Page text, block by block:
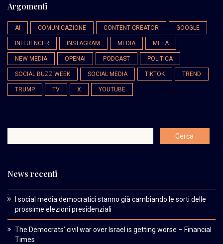
Argomenti
AI COMUNICAZIONE CONTENT CREATOR GOOGLE
INFLUENCER INSTAGRAM MEDIA META
NEW MEDIA OPENAI PODCAST POLITICA
SOCIAL BUZZ WEEK SOCIAL MEDIA TIKTOK TREND
TRUMP TV X YOUTUBE
News recenti
I social media democratici stanno già cambiando le sorti delle
prossime elezioni presidenziali
The Democrats’ civil war over Israel is getting worse – Financial
Times